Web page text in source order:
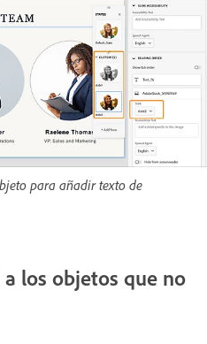
para añadir texto de
los objetos que no